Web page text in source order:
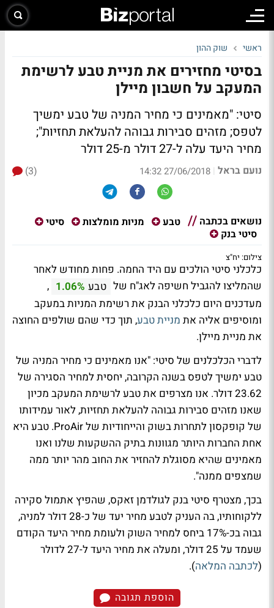
ראשי שוק ההון
בסיטי מחזירים את מניית טבע לרשימת
המעקב על חשבון מיילן
סיטי: "מאמינים כי מחיר המניה של טבע ימשיך
לטפס; מזהים סבירות גבוהה להעלאת תחזיות";
מחיר היעד עלה ל-27 דולר מ-25 דולר
נועם בראל |
27/06/2018 14:32
(3)
נושאים בכתבה טבע מניות מומלצות
סיטי
סיטי בנק
צילום: יח"צ
כלכלני סיטי הולכים עם היד החמה. פחות מחודש לאחר
שהמליצו להגביל חשיפה לאג"ח של טבע 1.06%
,
מעדכנים היום כלכלני הבנק את רשימת המניות במעקב
ומוסיפים אליה את מניית טבע, תוך כדי שהם שולפים החוצה
את מניית מיילן.
לדברי הכלכלנים של סיטי: "אנו מאמינים כי מחיר המניה של
טבע ימשיך לטפס בשנה הקרובה, יחסית למחיר הסגירה של
23.62 דולר. אנו מצרפים את טבע לרשימת המעקב מכיון
שאנו מזהים סבירות גבוהה להעלאת תחזיות, לאור עמידותו
של קופקסון לתחרות בשוק והייחודיות של ProAir. טבע היא
אחת החברות היותר מגוונות בתיק ההשקעות שלנו ואנו
מאמינים שהיא מסוגלת להחזיר את החוב מהר יותר ממה
שמצפים ממנה".
בכך, מצטרף סיטי בנק לגולדמן זאקס, שהפיץ אתמול סקירה
ללקוחותיו, בה העניק לטבע מחיר יעד של כ-28 דולר למניה,
גבוה בכ-17% ביחס למחיר השוק ולעומת מחיר היעד הקודם
שעמד על 25 דולר, ומעלה את מחיר היעד ל-27 לדולר
(לכתבה המלאה).
הוספת תגובה